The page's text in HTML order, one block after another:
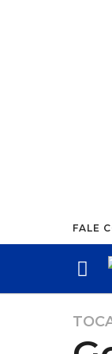
FALE
2
a